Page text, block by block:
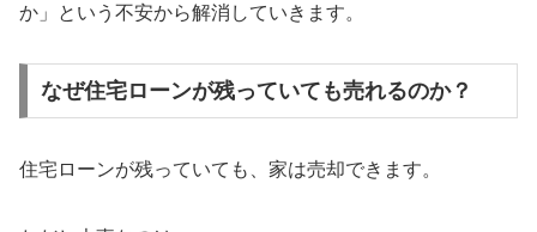
か」という不安から解消していきます。
なぜ住宅ローンが残っていても売れるのか？
住宅ローンが残っていても、家は売却できます。